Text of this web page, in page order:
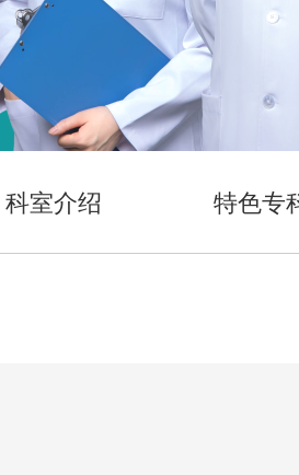
科室介绍 特色专